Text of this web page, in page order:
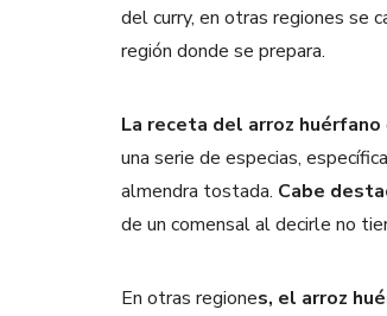
del curry, en otras regiones se
región donde se prepara.
La receta del arroz huérfano
una serie de especias,
almendra tostada. Cabe
de un comensal al decirle no
En otras regiones, el arroz